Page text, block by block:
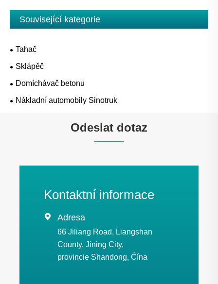
Související kategorie
Tahač
Sklápěč
Domíchávač betonu
Nákladní automobily Sinotruk
Odeslat dotaz
Kontaktní informace
 Adresa
66 Jiliang Road, Liangshan
County, Jining City,
provincie Shandong, Čína